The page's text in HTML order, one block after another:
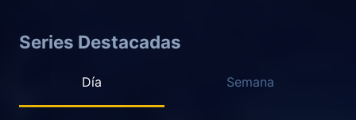
Series Destacadas
Día Semana